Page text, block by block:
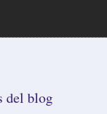
del blog